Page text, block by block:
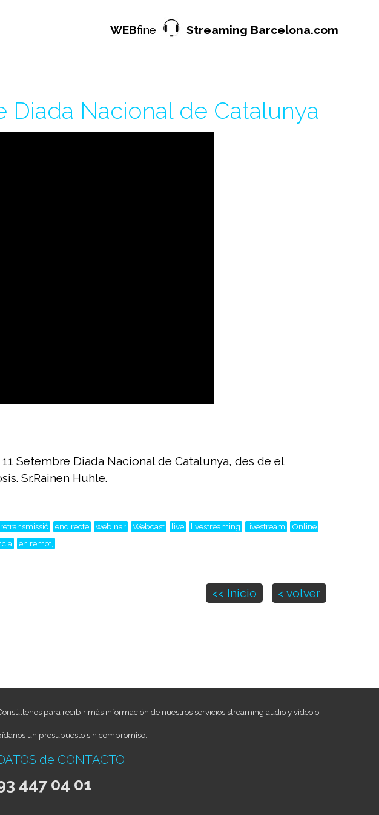
WEBfine Streaming Barcelona.com
Diada Nacional de Catalunya
Setembre Diada Nacional de Catalunya, des de el
Sr.Rainen Huhle.
retransmissió endirecte webinar Webcast live livestreaming livestream
Online
en remot,
<< Inicio
< volver
para recibir más información de nuestros servicios streaming audio y vídeo o
un presupuesto sin compromiso.
de CONTACTO
447 04 01